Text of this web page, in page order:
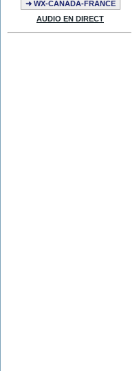
➜ WX-CANADA-FRANCE
AUDIO EN DIRECT